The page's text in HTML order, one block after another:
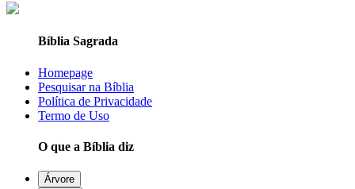
Bíblia Sagrada
Homepage
Pesquisar na Bíblia
Política de Privacidade
Termo de Uso
O que a Bíblia diz
Árvore